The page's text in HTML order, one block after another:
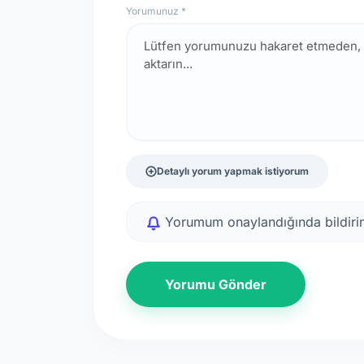
Yorumunuz *
Detaylı yorum yapmak istiyorum
Yorumum onaylandığında
Yorumu Gönder